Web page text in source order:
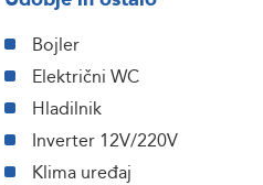
Bojler
Električni WC
Hladilnik
Inverter 12V/220V
Klima uređaj